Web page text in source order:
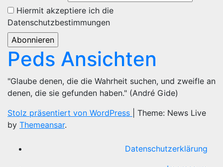
Hiermit akzeptiere ich die
Datenschutzbestimmungen
Peds Ansichten
"Glaube denen, die die Wahrheit suchen, und zweifle an
denen, die sie gefunden haben." (André Gide)
Stolz präsentiert von WordPress
Theme: News Live
by Themeansar.
Datenschutzerklärung